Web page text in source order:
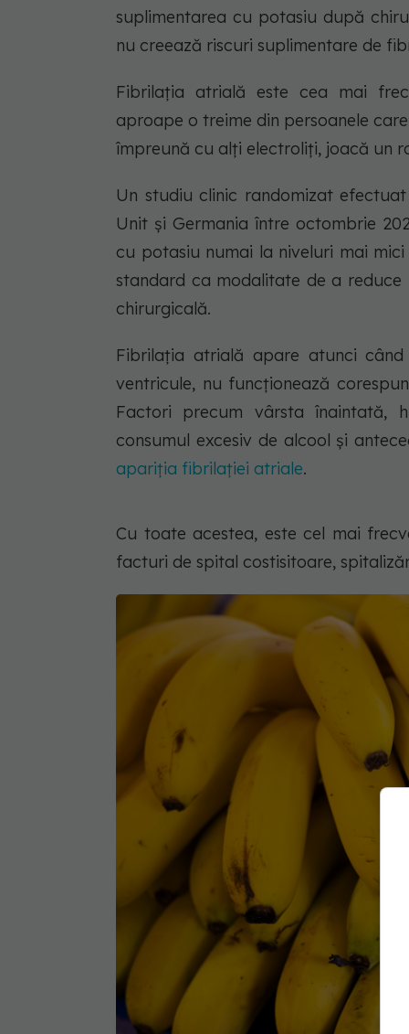
suplimentarea cu potasiu după
nu creează riscuri suplimentare de
Fibrilația atrială este cea mai
aproape o treime din persoanele
împreună cu alți electroliți, joacă un
Un studiu clinic randomizat
Unit și Germania între octombrie
cu potasiu numai la niveluri mai
standard ca modalitate de a
chirurgicală.
Fibrilația atrială apare atunci
ventricule, nu funcționează
Factori precum vârsta înaintată,
consumul excesiv de alcool și
apariția fibrilației atriale.
Cu toate acestea, este cel mai
facturi de spital costisitoare,